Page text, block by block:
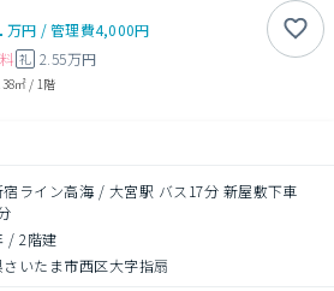
万円 /管理費4,000円
礼 2.55万円
㎡ / 1階
宿ライン高海 / 大宮駅 バス17分 新屋敷下車
/2階建
いたま市西区大字指扇